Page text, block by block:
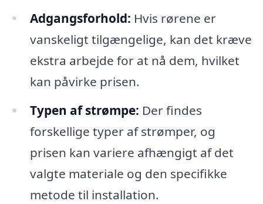
Adgangsforhold: Hvis rørene er
vanskeligt tilgængelige, kan det kræve
ekstra arbejde for at nå dem, hvilket
kan påvirke prisen.
Typen af strømpe: Der findes
forskellige typer af strømper, og
prisen kan variere afhængigt af det
valgte materiale og den specifikke
metode til installation.